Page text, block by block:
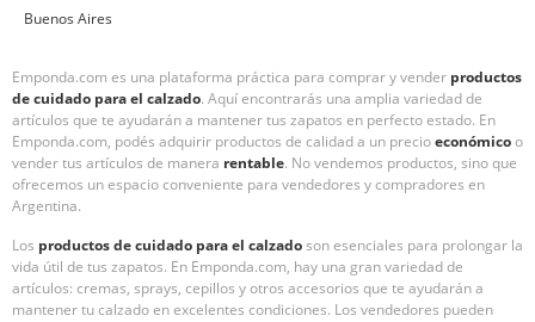
Buenos Aires
Emponda.com es una plataforma práctica para comprar y vender productos
de cuidado para el calzado. Aquí encontrarás una amplia variedad de
artículos que te ayudarán a mantener tus zapatos en perfecto estado. En
Emponda.com, podés adquirir productos de calidad a un precioeconómicoo
vender tus artículos de manera rentable. No vendemos productos, sino que
ofrecemos un espacio conveniente para vendedores y compradores en
Argentina.
Los productos de cuidado para el calzadoson esenciales para prolongar la
vida útil de tus zapatos. En Emponda.com, hay una gran variedad de
artículos: cremas, sprays, cepillos y otros accesorios que te ayudarán a
mantener tu calzado en excelentes condiciones. Los vendedores pueden